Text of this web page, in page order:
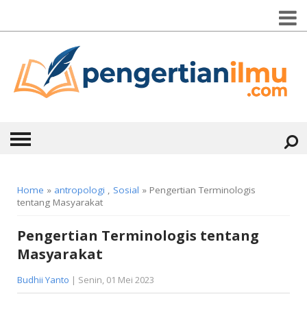
ABOUT
KONTAK
CATEGORIES ▼
Home » antropologi , Sosial » Pengertian Terminologis
tentang Masyarakat
Pengertian Terminologis tentang
Masyarakat
Budhii Yanto | Senin, 01 Mei 2023